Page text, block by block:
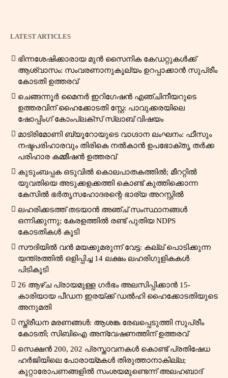
LATEST ARTICLES
ഭിന്നശേഷിക്കാരായ മുൻ സൈനിക കേഡറ്റുകൾക്ക്
ആശ്വാസം: സംവരണാനുകൂല്യം ഉറപ്പാക്കാൻ സുപ്രീം
കോടതി ഉത്തരവ്
ചെങ്ങന്നൂർ മൈനർ ഇറിഗേഷൻ എഞ്ചിനീയറുടെ
ഉത്തരവിന് ഹൈക്കോടതി സ്റ്റേ: പാവുക്കരയിലെ
ഷോപ്പിംഗ് കോംപ്ലക്സ് സ്ലാബ് വിഷയം
മാട്രിമോണി ബ്യൂറോയുടെ വാഗ്ദാന ലംഘനം: ഫീസും
നഷ്ടപരിഹാരവും തിരികെ നൽകാൻ ഉപഭോക്തൃ തർക്ക
പരിഹാര കമ്മീഷൻ ഉത്തരവ്
കുടുംബപ്പക ഒടുവിൽ കൊലപാതകത്തിൽ; മീററ്റിൽ
യുവതിയെ അടുക്കളക്കത്തി കൊണ്ട് കുത്തിക്കൊന്ന
കേസിൽ ഭർതൃസഹോദരന്റെ ഭാര്യ അറസ്റ്റിൽ
ലഹരിക്കടത്ത് തടയാൻ അഞ്ച് സംസ്ഥാനങ്ങൾ
ഒന്നിക്കുന്നു; കേരളത്തിൽ രണ്ട് പുതിയ NDPS
കോടതികൾ കൂടി
സൗദിയിൽ വൻ മയക്കുമരുന്ന് വേട്ട: കല്ല് പൊടിക്കുന്ന
യന്ത്രത്തിൽ ഒളിപ്പിച്ച 14 ലക്ഷം ലഹരിഗുളികകൾ
പിടികൂടി
26 ആഴ്ച പ്രായമുള്ള ഗർഭം അലസിപ്പിക്കാൻ 15-
കാരിയായ പീഡന ഇരയ്ക്ക് ഡൽഹി ഹൈക്കോടതിയുടെ
അനുമതി
സ്ത്രീധന മരണങ്ങൾ: ആശങ്ക രേഖപ്പെടുത്തി സുപ്രീം
കോടതി; സിബിഐ അന്വേഷണത്തിന് ഉത്തരവ്
സെക്ഷൻ 200, 202 പ്രസ്താവനകൾ കൊണ്ട് പ്രതിഷേധ
ഹർജിയിലെ പോരായ്മകൾ തിരുത്താനാകില്ല;
കുറ്റാരോപണങ്ങളിൽ സംശയമുണ്ടെന്ന് അലഹബാദ്